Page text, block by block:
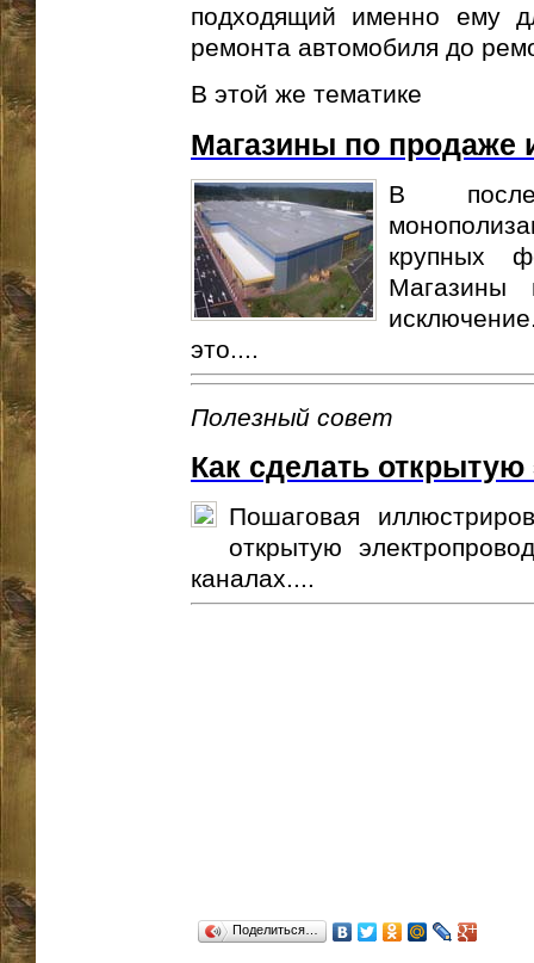
подходящий именно ему
ремонта автомобиля до
В этой же тематике
Магазины по продаже
В
крупных
Магазины
это....
Полезный совет
Как сделать открытую
Пошаговая
открытую
каналах....
Поделиться…